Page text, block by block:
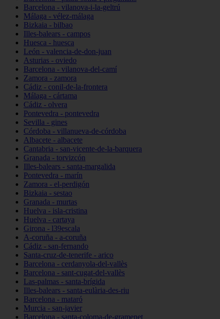
Barcelona - vilanova-i-la-geltrú
Málaga - vélez-málaga
Bizkaia - bilbao
Illes-balears - campos
Huesca - huesca
León - valencia-de-don-juan
Asturias - oviedo
Barcelona - vilanova-del-camí
Zamora - zamora
Cádiz - conil-de-la-frontera
Málaga - cártama
Cádiz - olvera
Pontevedra - pontevedra
Sevilla - gines
Córdoba - villanueva-de-córdoba
Albacete - albacete
Cantabria - san-vicente-de-la-barquera
Granada - torvizcón
Illes-balears - santa-margalida
Pontevedra - marín
Zamora - el-perdigón
Bizkaia - sestao
Granada - murtas
Huelva - isla-cristina
Huelva - cartaya
Girona - l39escala
A-coruña - a-coruña
Cádiz - san-fernando
Santa-cruz-de-tenerife - arico
Barcelona - cerdanyola-del-vallès
Barcelona - sant-cugat-del-vallès
Las-palmas - santa-brígida
Illes-balears - santa-eulària-des-riu
Barcelona - mataró
Murcia - san-javier
Barcelona - santa-coloma-de-gramenet